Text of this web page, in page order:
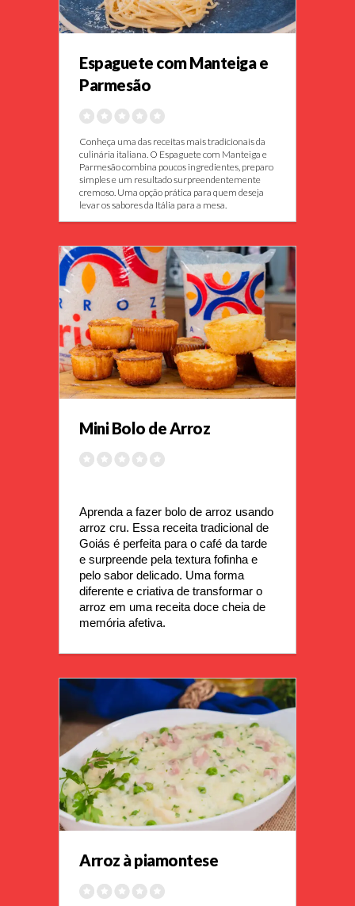
Espaguete com Manteiga e
Parmesão
Conheça uma das receitas mais tradicionais da
culinária italiana. O Espaguete com Manteiga e
Parmesão combina poucos ingredientes, preparo
simples e um resultado surpreendentemente
cremoso. Uma opção prática para quem deseja
levar os sabores da Itália para a mesa.
Mini Bolo de Arroz
Aprenda a fazer bolo de arroz usando
arroz cru. Essa receita tradicional de
Goiás é perfeita para o café da tarde
e surpreende pela textura fofinha e
pelo sabor delicado. Uma forma
diferente e criativa de transformar o
arroz em uma receita doce cheia de
memória afetiva.
Arroz à piamontese